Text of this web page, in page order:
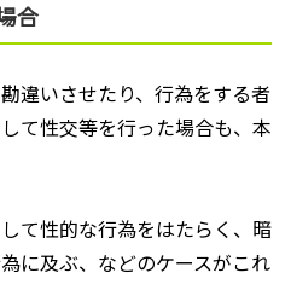
合
違いさせたり、行為をする者
て性交等を行った場合も、本
て性的な行為をはたらく、暗
に及ぶ、などのケースがこれ